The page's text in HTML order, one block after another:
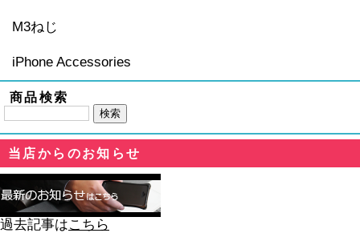
M3ねじ
iPhone Accessories
商品検索
当店からのお知らせ
過去記事はこちら